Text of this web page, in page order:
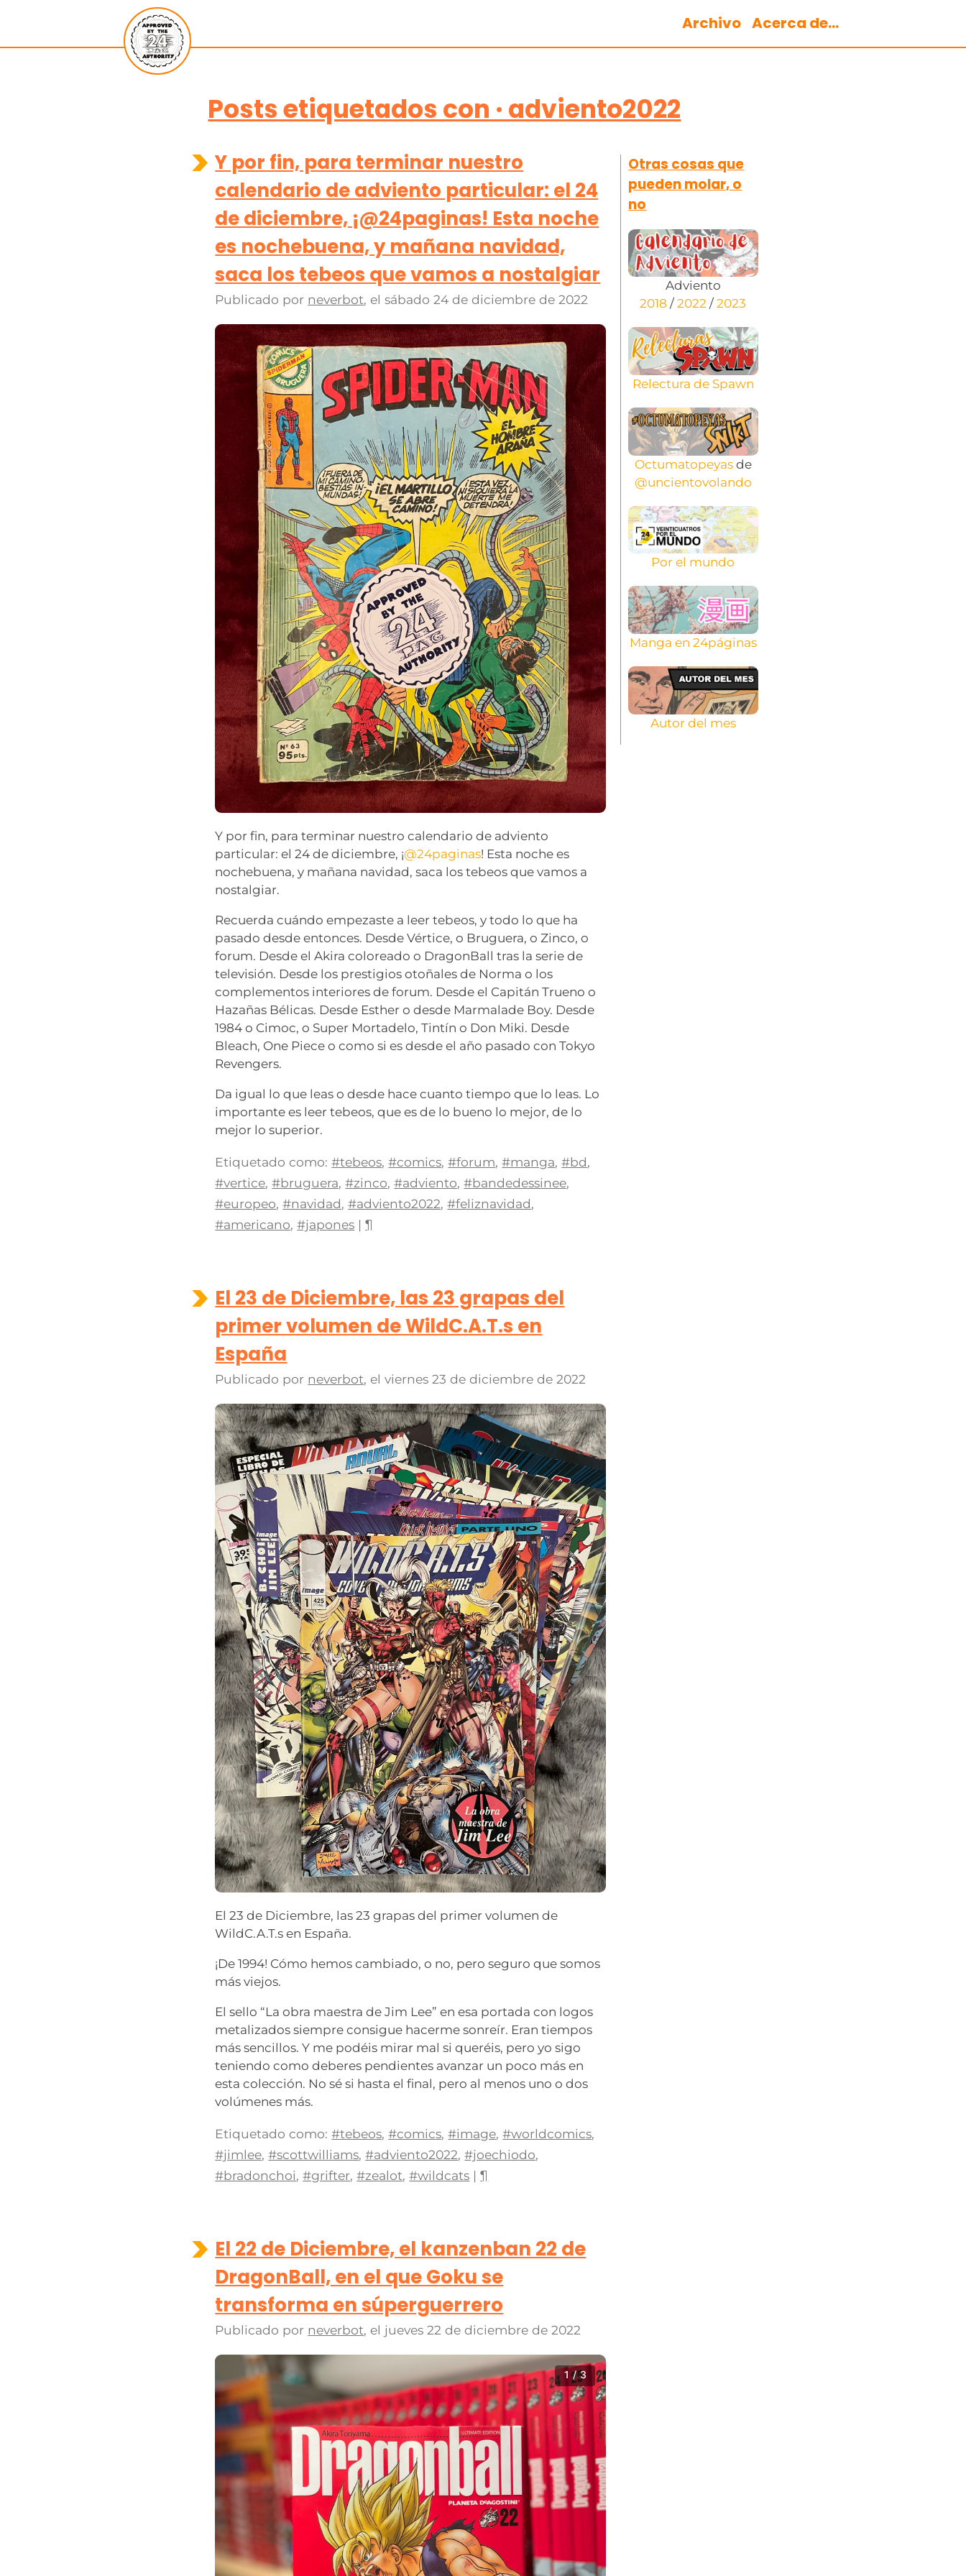
Archivo Acerca de...
Posts etiquetados con · adviento2022
Y por fin, para terminar nuestro
calendario de adviento particular: el 24
de diciembre, ¡@24paginas! Esta noche
es nochebuena, y mañana navidad,
saca los tebeos que vamos a nostalgiar
Publicado por neverbot, elsábado 24 de diciembre de 2022
Y por fin, para terminar nuestro calendario de adviento
particular: el 24 de diciembre, ¡@24paginas! Esta noche es
nochebuena, y mañana navidad, saca los tebeos que vamos a
nostalgiar.
Recuerda cuándo empezaste a leer tebeos, y todo lo que ha
pasado desde entonces. Desde Vértice, o Bruguera, o Zinco, o
forum. Desde el Akira coloreado o DragonBall tras la serie de
televisión. Desde los prestigios otoñales de Norma o los
complementos interiores de forum. Desde el Capitán Trueno o
Hazañas Bélicas. Desde Esther o desde Marmalade Boy. Desde
1984 o Cimoc, o Super Mortadelo, Tintín o Don Miki. Desde
Bleach, One Piece o como si es desde el año pasado con Tokyo
Revengers.
Da igual lo que leas o desde hace cuanto tiempo que lo leas. Lo
importante es leer tebeos, que es de lo bueno lo mejor, de lo
mejor lo superior.
Etiquetado como: #tebeos,#comics,#forum,#manga,#bd,
#vertice,#bruguera,#zinco,#adviento,#bandedessinee,
#europeo,#navidad,#adviento2022,#feliznavidad,
#americano,#japones |¶
El 23 de Diciembre, las 23 grapas del
primer volumen de WildC.A.T.s en
España
Publicado por neverbot, elviernes 23 de diciembre de 2022
El 23 de Diciembre, las 23 grapas del primer volumen de
WildC.A.T.s en España.
¡De 1994! Cómo hemos cambiado, o no, pero seguro que somos
más viejos.
El sello “La obra maestra de Jim Lee” en esa portada con logos
metalizados siempre consigue hacerme sonreír. Eran tiempos
más sencillos. Y me podéis mirar mal si queréis, pero yo sigo
teniendo como deberes pendientes avanzar un poco más en
esta colección. No sé si hasta el final, pero al menos uno o dos
volúmenes más.
Etiquetado como: #tebeos,#comics,#image,#worldcomics,
#jimlee,#scottwilliams,#adviento2022,#joechiodo,
#bradonchoi,#grifter,#zealot,#wildcats |¶
El 22 de Diciembre, el kanzenban 22 de
DragonBall, en el que Goku se
transforma en súperguerrero
Publicado por neverbot, el jueves 22 de diciembre de 2022
1 / 3
Otras cosas que
pueden molar, o
no
Adviento
2018 /2022 /2023
Relectura de Spawn
Octumatopeyasde
@uncientovolando
Por el mundo
Manga en 24páginas
Autor del mes